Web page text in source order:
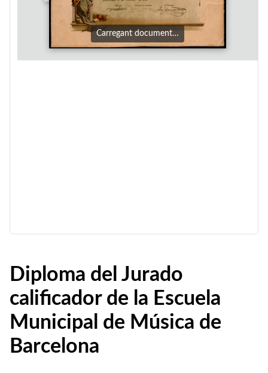
Carregant document…
Diploma del Jurado
calificador de la Escuela
Municipal de Música de
Barcelona